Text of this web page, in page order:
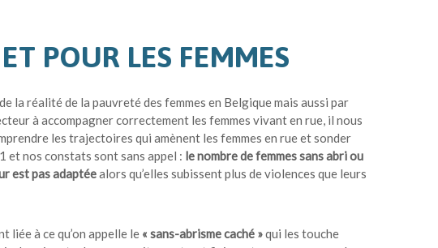
POUR LES FEMMES
la réalité de la pauvreté des femmes en Belgique mais aussi par
à accompagner correctement les femmes vivant en rue, il nous
les trajectoires qui amènent les femmes en rue et sonder
et nos constats sont sans appel : le nombre de femmes sans abri ou
est pas adaptéealors qu’elles subissent plus de violences que leurs
liée à ce qu’on appelle le « sans-abrisme caché »qui les touche